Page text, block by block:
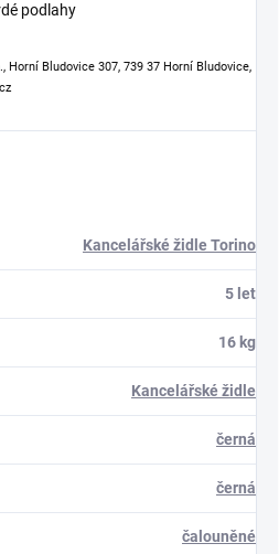
podlahy
Horní Bludovice 307, 739 37 Horní Bludovice,
Kancelářské židle Torino
5 let
16 kg
Kancelářské židle
černá
černá
čalouněné